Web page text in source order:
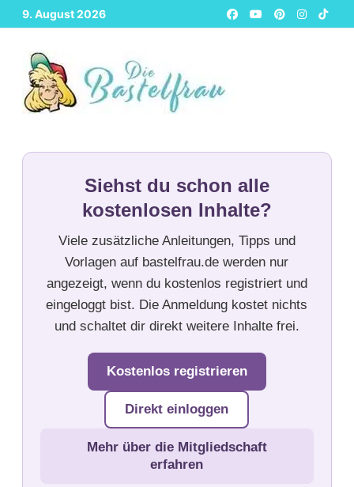
Zurück
zum
Inhalt
9. August 2026
Siehst du schon alle
kostenlosen Inhalte?
Viele zusätzliche Anleitungen, Tipps und
Vorlagen auf bastelfrau.de werden nur
angezeigt, wenn du kostenlos registriert und
eingeloggt bist. Die Anmeldung kostet nichts
und schaltet dir direkt weitere Inhalte frei.
Kostenlos registrieren
Direkt einloggen
Mehr über die Mitgliedschaft
erfahren